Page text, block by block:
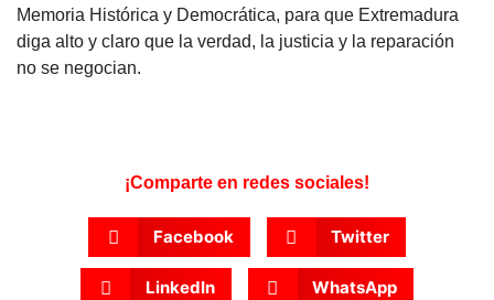
Memoria Histórica y Democrática, para que Extremadura
diga alto y claro que la verdad, la justicia y la reparación
no se negocian.
¡Comparte en redes sociales!
Facebook Twitter
LinkedIn WhatsApp